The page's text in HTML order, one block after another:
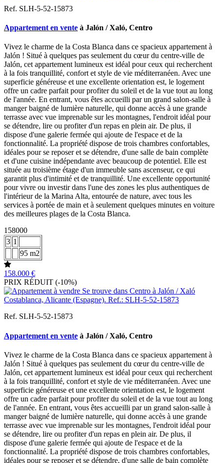
Ref. SLH-5-52-15873
Appartement en vente à Jalón / Xaló, Centro
Vivez le charme de la Costa Blanca dans ce spacieux appartement à
Jalón ! Situé à quelques pas seulement du cœur du centre-ville de
Jalón, cet appartement lumineux est idéal pour ceux qui recherchent
à la fois tranquillité, confort et style de vie méditerranéen. Avec une
superficie généreuse et une excellente orientation est, le logement
offre un cadre parfait pour profiter du soleil et de la vue tout au long
de l'année. En entrant, vous êtes accueilli par un grand salon-salle à
manger baigné de lumière naturelle, qui donne accès à une grande
terrasse avec vue imprenable sur les montagnes, l'endroit idéal pour
se détendre, lire ou profiter d'un repas en plein air. De plus, il
dispose d'une galerie fermée qui ajoute de l'espace et de la
fonctionnalité. La propriété dispose de trois chambres confortables,
idéales pour se reposer et se détendre, d'une salle de bain complète
et d'une cuisine indépendante avec beaucoup de potentiel. Elle est
située au troisième étage d'un immeuble sans ascenseur, ce qui
garantit plus d'intimité et de tranquillité. Une excellente opportunité
pour vivre ou investir dans l'une des zones les plus authentiques de
l'intérieur de la Marina Alta, entourée de nature, avec tous les
services à portée de main et à seulement quelques minutes en voiture
des meilleures plages de la Costa Blanca.
158000
3 1
95 m2
158.000 €
PRIX RÉDUIT (-10%)
Ref. SLH-5-52-15873
Appartement en vente à Jalón / Xaló, Centro
Vivez le charme de la Costa Blanca dans ce spacieux appartement à
Jalón ! Situé à quelques pas seulement du cœur du centre-ville de
Jalón, cet appartement lumineux est idéal pour ceux qui recherchent
à la fois tranquillité, confort et style de vie méditerranéen. Avec une
superficie généreuse et une excellente orientation est, le logement
offre un cadre parfait pour profiter du soleil et de la vue tout au long
de l'année. En entrant, vous êtes accueilli par un grand salon-salle à
manger baigné de lumière naturelle, qui donne accès à une grande
terrasse avec vue imprenable sur les montagnes, l'endroit idéal pour
se détendre, lire ou profiter d'un repas en plein air. De plus, il
dispose d'une galerie fermée qui ajoute de l'espace et de la
fonctionnalité. La propriété dispose de trois chambres confortables,
idéales pour se reposer et se détendre, d'une salle de bain complète